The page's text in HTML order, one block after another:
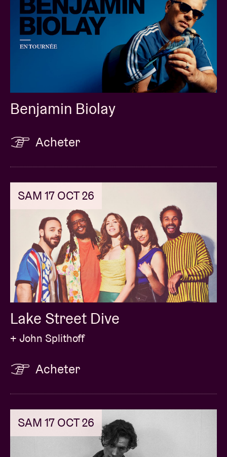
Benjamin Biolay
Acheter
SAM 17 OCT 26
Lake Street Dive
+ John Splithoff
Acheter
SAM 17 OCT 26